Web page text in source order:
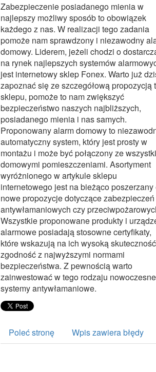
Zabezpieczenie posiadanego mienia w
najlepszy możliwy sposób to obowiązek
każdego z nas. W realizacji tego zadania
pomoże nam sprawdzony i niezawodny
domowy. Liderem, jeżeli chodzi o
na rynek najlepszych systemów
jest internetowy sklep Fonex. Warto już
zapoznać się ze szczegółową propozycją
sklepu, pomoże to nam zwiększyć
bezpieczeństwo naszych najbliższych,
posiadanego mienia i nas samych.
Proponowany alarm domowy to
automatyczny system, który jest prosty w
montażu i może być połączony ze
domowymi pomieszczeniami. Asortyment
wyróżnionego w artykule sklepu
internetowego jest na bieżąco poszerzany
nowe propozycje dotyczące zabezpieczeń
antywłamaniowych czy
Wszystkie proponowane produkty i
alarmowe posiadają stosowne certyfikaty,
które wskazują na ich wysoką
zgodność z najwyższymi normami
bezpieczeństwa. Z pewnością warto
zainwestować w tego rodzaju nowoczesne
systemy antywłamaniowe.
Poleć stronę Wpis zawiera błędy